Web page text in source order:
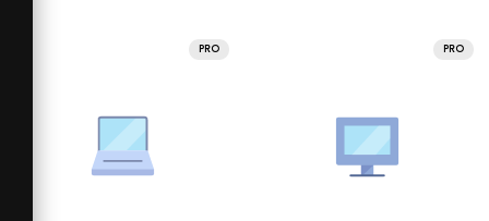
PRO PRO